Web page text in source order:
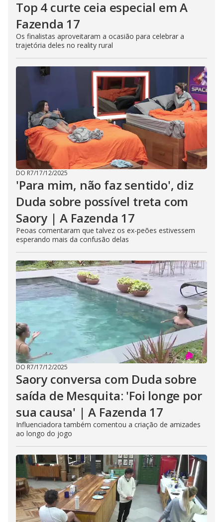
Top 4 curte ceia especial em A
Fazenda 17
Os finalistas aproveitaram a ocasião para celebrar a
trajetória deles no reality rural
DO R7/17/12/2025
'Para mim, não faz sentido', diz
Duda sobre possível treta com
Saory | A Fazenda 17
Peoas comentaram que talvez os ex-peões estivessem
esperando mais da confusão delas
DO R7/17/12/2025
Saory conversa com Duda sobre
saída de Mesquita: 'Foi longe por
sua causa' | A Fazenda 17
Influenciadora também comentou a criação de amizades
ao longo do jogo